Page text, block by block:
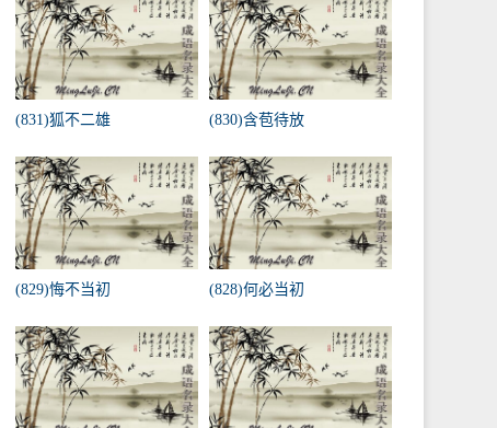
(831)狐不二雄 (830)含苞待放
(829)悔不当初 (828)何必当初